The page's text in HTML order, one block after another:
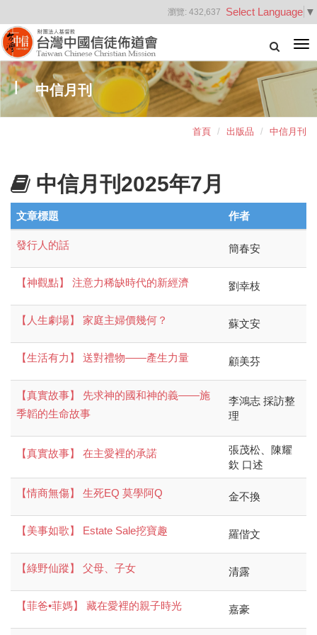
Select Language ▼
瀏覽: 432,637
中信月刊
首頁 出版品 中信月刊
中信月刊2025年7月
文章標題 作者
發行人的話 簡春安
【神觀點】 注意力稀缺時代的新經濟 劉幸枝
【人生劇場】 家庭主婦價幾何？ 蘇文安
【生活有力】 送對禮物——產生力量 顧美芬
【真實故事】 先求神的國和神的義——施
季韜的生命故事
李鴻志 採訪整
理
【真實故事】 在主愛裡的承諾
張茂松、陳耀
欽 口述
【情商無傷】 生死EQ 莫學阿Q 金不換
【美事如歌】 Estate Sale挖寶趣 羅偕文
【綠野仙蹤】 父母、子女 清露
【菲爸•菲媽】 藏在愛裡的親子時光 嘉豪